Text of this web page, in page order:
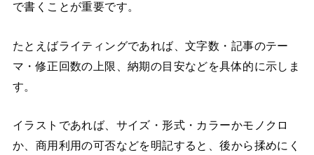
で書くことが重要です。
たとえばライティングであれば、文字数・記事のテー
マ・修正回数の上限、納期の目安などを具体的に示しま
す。
イラストであれば、サイズ・形式・カラーかモノクロ
か、商用利用の可否などを明記すると、後から揉めにく